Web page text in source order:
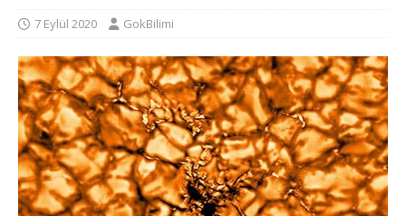
7 Eylül 2020 GokBilimi